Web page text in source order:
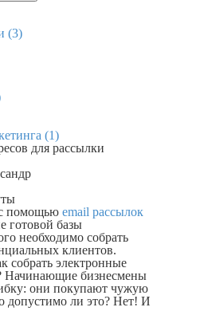
(3)
(1)
для рассылки
помощьюemail рассылок
готовой базы
необходимо собрать
клиентов.
собрать электронные
Начинающие бизнесмены
они покупают чужую
допустимо ли это? Нет! И